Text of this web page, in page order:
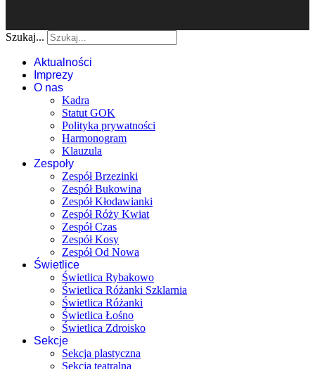
Szukaj...
Aktualności
Imprezy
O nas
Kadra
Statut GOK
Polityka prywatności
Harmonogram
Klauzula
Zespoły
Zespół Brzezinki
Zespół Bukowina
Zespół Kłodawianki
Zespół Róży Kwiat
Zespół Czas
Zespół Kosy
Zespół Od Nowa
Świetlice
Świetlica Rybakowo
Świetlica Różanki Szklarnia
Świetlica Różanki
Świetlica Łośno
Świetlica Zdroisko
Sekcje
Sekcja plastyczna
Sekcja teatralna